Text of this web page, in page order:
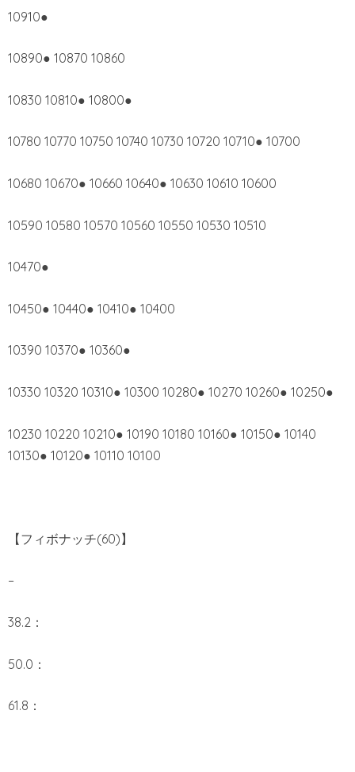
10910●
10890● 10870 10860
10830 10810● 10800●
10780 10770 10750 10740 10730 10720 10710● 10700
10680 10670● 10660 10640● 10630 10610 10600
10590 10580 10570 10560 10550 10530 10510
10470●
10450● 10440● 10410● 10400
10390 10370● 10360●
10330 10320 10310● 10300 10280● 10270 10260● 10250●
10230 10220 10210● 10190 10180 10160● 10150● 10140
10130● 10120● 10110 10100
【フィボナッチ(60)】
–
38.2：
50.0：
61.8：